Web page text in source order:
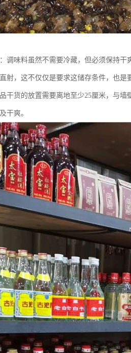
调味料虽然不需要冷藏，但必须保持干
射，这不仅仅是要求这储存条件，也
干货的放置需要离地至少25厘米，与
干爽。